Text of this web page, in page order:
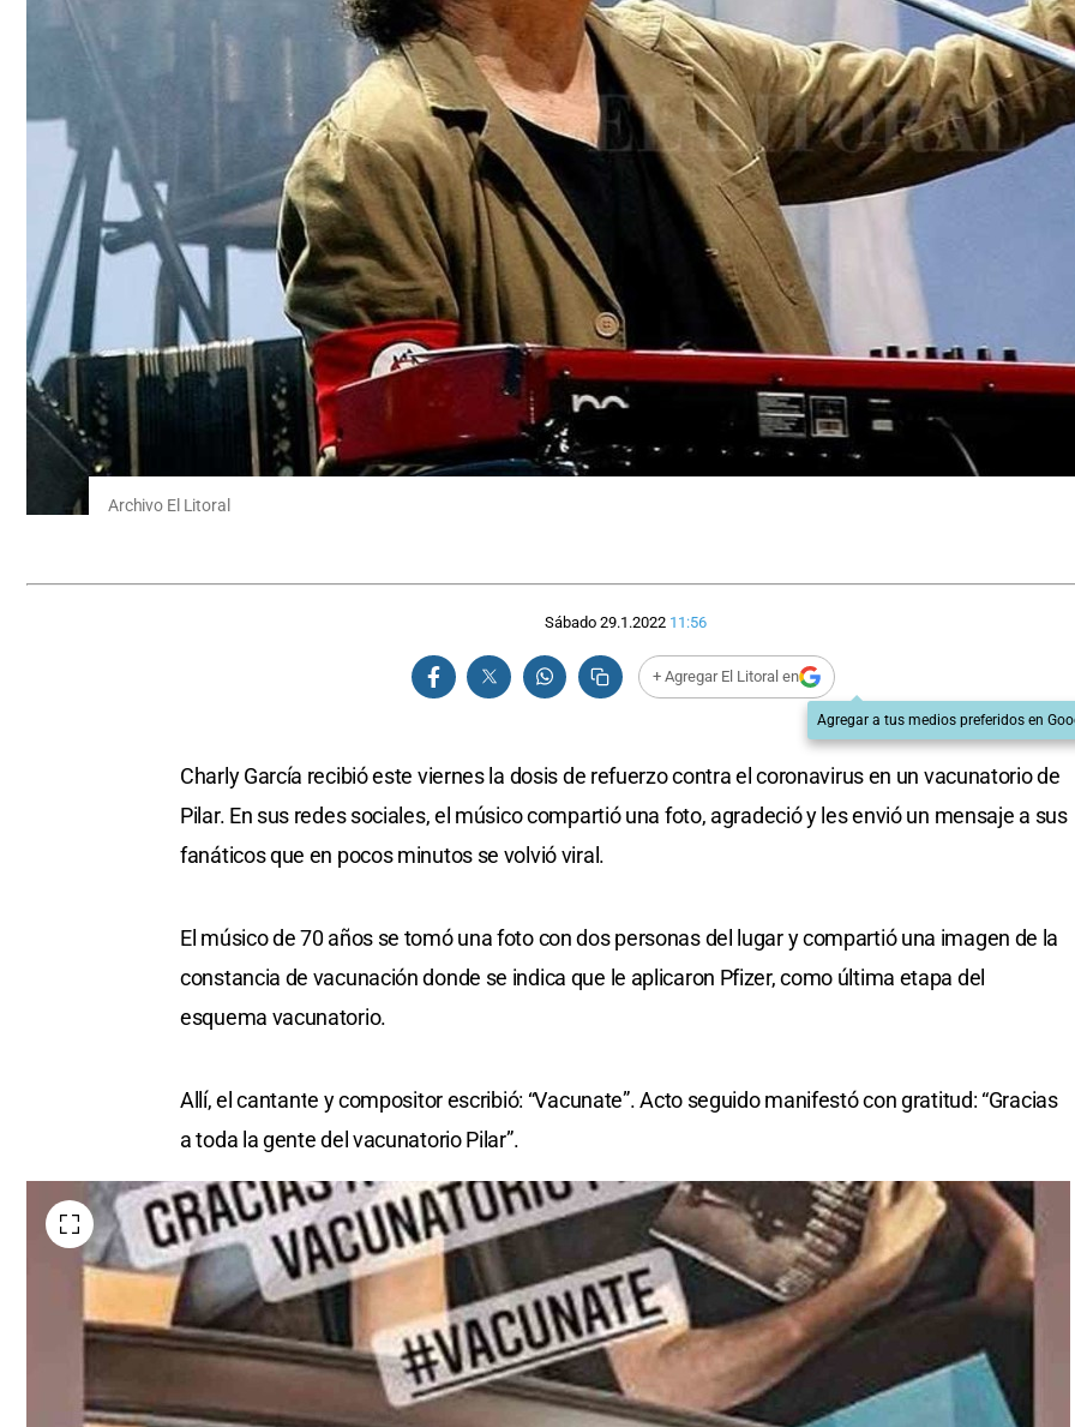
Archivo El Litoral
Sábado 29.1.2022 11:56
+ Agregar El Litoral en
Agregar a tus medios preferidos en
Charly García recibió este viernes la dosis de refuerzo contra el coronavirus en un vacunatorio de
Pilar. En sus redes sociales, el músico compartió una foto, agradeció y les envió un mensaje a sus
fanáticos que en pocos minutos se volvió viral.
El músico de 70 años se tomó una foto con dos personas del lugar y compartió una imagen de la
constancia de vacunación donde se indica que le aplicaron Pfizer, como última etapa del
esquema vacunatorio.
Allí, el cantante y compositor escribió: “Vacunate”. Acto seguido manifestó con gratitud: “Gracias
a toda la gente del vacunatorio Pilar”.